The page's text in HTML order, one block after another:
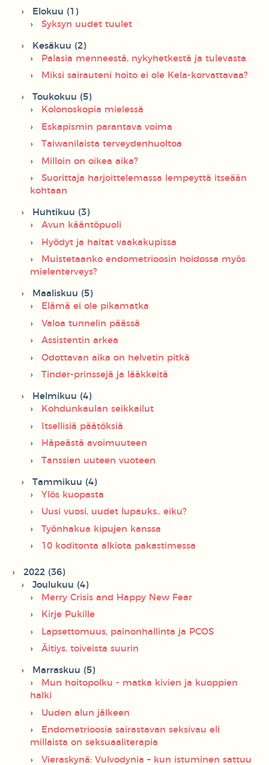
Elokuu (1)
Syksyn uudet tuulet
Kesäkuu (2)
Palasia menneestä, nykyhetkestä ja tulevasta
Miksi sairauteni hoito ei ole Kela-korvattavaa?
Toukokuu (5)
Kolonoskopia mielessä
Eskapismin parantava voima
Taiwanilaista terveydenhuoltoa
Milloin on oikea aika?
Suorittaja harjoittelemassa lempeyttä itseään
kohtaan
Huhtikuu (3)
Avun kääntöpuoli
Hyödyt ja haitat vaakakupissa
Muistetaanko endometrioosin hoidossa myös
mielenterveys?
Maaliskuu (5)
Elämä ei ole pikamatka
Valoa tunnelin päässä
Assistentin arkea
Odottavan aika on helvetin pitkä
Tinder-prinssejä ja lääkkeitä
Helmikuu (4)
Kohdunkaulan seikkailut
Itsellisiä päätöksiä
Häpeästä avoimuuteen
Tanssien uuteen vuoteen
Tammikuu (4)
Ylös kuopasta
Uusi vuosi, uudet lupauks.. eiku?
Työnhakua kipujen kanssa
10 koditonta alkiota pakastimessa
2022 (36)
Joulukuu (4)
Merry Crisis and Happy New Fear
Kirje Pukille
Lapsettomuus, painonhallinta ja PCOS
Äitiys, toiveista suurin
Marraskuu (5)
Mun hoitopolku - matka kivien ja kuoppien
halki
Uuden alun jälkeen
Endometrioosia sairastavan seksivau eli
millaista on seksuaaliterapia
Vieraskynä: Vulvodynia – kun istuminen sattuu